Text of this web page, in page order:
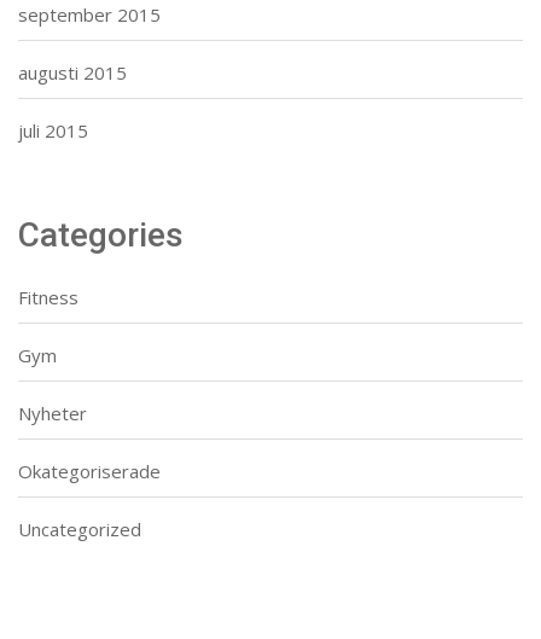
september 2015
augusti 2015
juli 2015
Categories
Fitness
Gym
Nyheter
Okategoriserade
Uncategorized